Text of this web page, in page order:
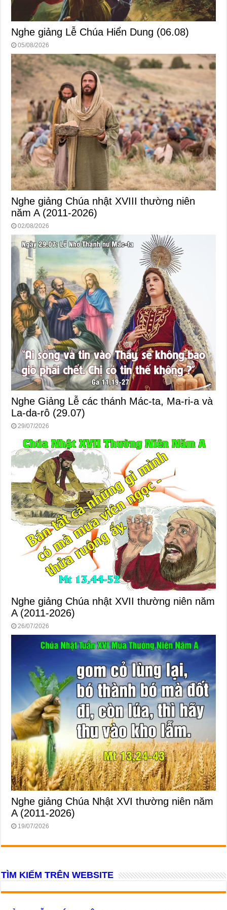
Nghe giảng Lễ Chúa Hiển Dung (06.08)
05/08/2026
Nghe giảng Chúa nhật XVIII thường niên
năm A (2011-2026)
02/08/2026
Nghe Giảng Lễ các thánh Mác-ta, Ma-ri-a và
La-da-rô (29.07)
29/07/2026
Nghe giảng Chúa nhật XVII thường niên năm
A (2011-2026)
26/07/2026
Nghe giảng Chúa Nhật XVI thường niên năm
A (2011-2026)
19/07/2026
TÌM KIẾM TRÊN WEBSITE